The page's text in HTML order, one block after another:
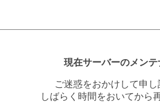
現在サーバーのメンテ
ご迷惑をおかけして申し
しばらく時間をおいてから